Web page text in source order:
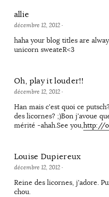
allie
décembre 12, 2012·
haha your blog titles are
unicorn sweateR<3
Oh, play it louder!!
décembre 12, 2012·
Han mais c'est quoi ce
des licornes? ;)Bon j'avoue
mérité -ahah.See you,http://
Louise Dupiereux
décembre 12, 2012·
Reine des licornes, j'adore.
chou.